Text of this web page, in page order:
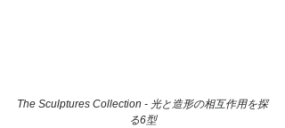
The Sculptures Collection - 光と造形の相互作用を探
る6型